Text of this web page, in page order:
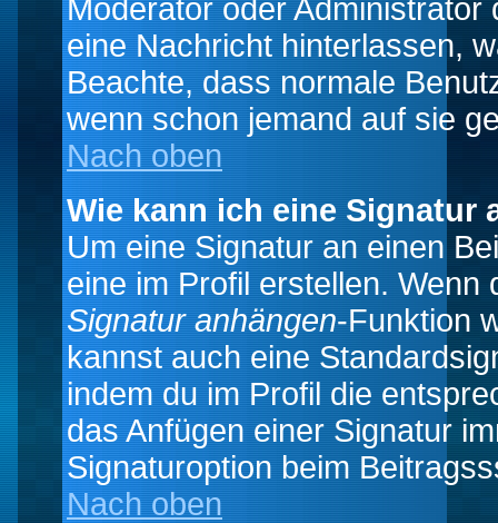
Moderator oder
eine Nachricht hinterlassen,
Beachte, dass normale
wenn schon jemand auf sie
Nach oben
Wie kann ich eine Signatur
Um eine Signatur an einen
eine im Profil erstellen.
Signatur anhängen-Funktion
kannst auch eine
indem du im Profil die
das Anfügen einer Signatur
Signaturoption beim
Nach oben